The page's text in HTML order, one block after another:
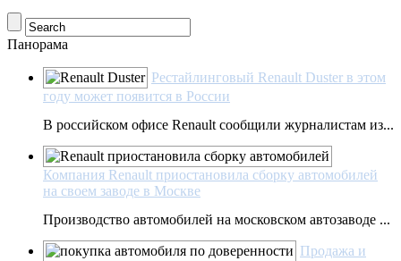
Панорама
Рестайлинговый Renault Duster в этом
году может появится в России
В российском офисе Renault сообщили журналистам из...
Компания Renault приостановила сборку автомобилей
на своем заводе в Москве
Производство автомобилей на московском автозаводе ...
Продажа и